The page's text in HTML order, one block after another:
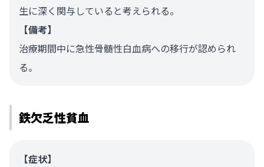
生に深く関与していると考えられる。
【備考】
治療期間中に急性骨髄性白血病への移行が認められ
る。
鉄欠乏性貧血
【症状】